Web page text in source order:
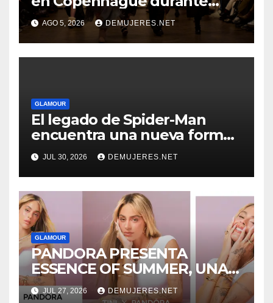
Copenhagen Fashion Week a
través de alianzas creativas
AGO 5, 2026 DEMUJERES.NET
GLAMOUR
El legado de Spider-Man
encuentra una nueva forma
de brillar con Pandora
JUL 30, 2026 DEMUJERES.NET
GLAMOUR
PANDORA PRESENTA
ESSENCE OF SUMMER, UNA
CELEBRACIÓN DE LA
TRANSFORMACIÓN Y LA
JUL 27, 2026 DEMUJERES.NET